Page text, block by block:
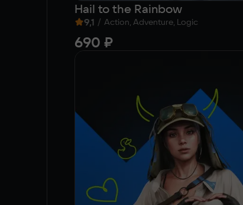
Hail to the Rainbow
9,1 / Action, Adventure, Logic
690 ₽